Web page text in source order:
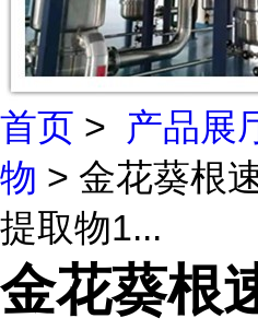
首页 > 产品展
物 > 金花葵根
提取物1...
金花葵根